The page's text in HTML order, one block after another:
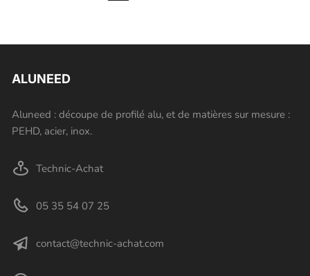
ALUNEED
Aluneed : découpe de profilé alu, et de matières sur mesure :
PEHD, acier, inox.
Technic-Achat
05 35 54 07 25
contact@technic-achat.com